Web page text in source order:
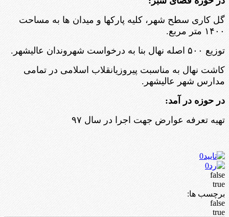
گل کاری سطح شهر، کلیه پارکها و میدان ها به مساحت
۱۴۰۰ متر مربع.
توزیع ۵۰۰ اصله نهال بنا به درخواست شهروندان عالیشهر.
کاشت نهال به مناسبت پیروزیانقلاب اسلامی در تمامی
مدارس شهر عالیشهر.
در حوزه در آمد:
تهیه تعرفه عوارض جهت اجرا در سال ۹۷
0
0
false
true
برچسب ها:
false
true